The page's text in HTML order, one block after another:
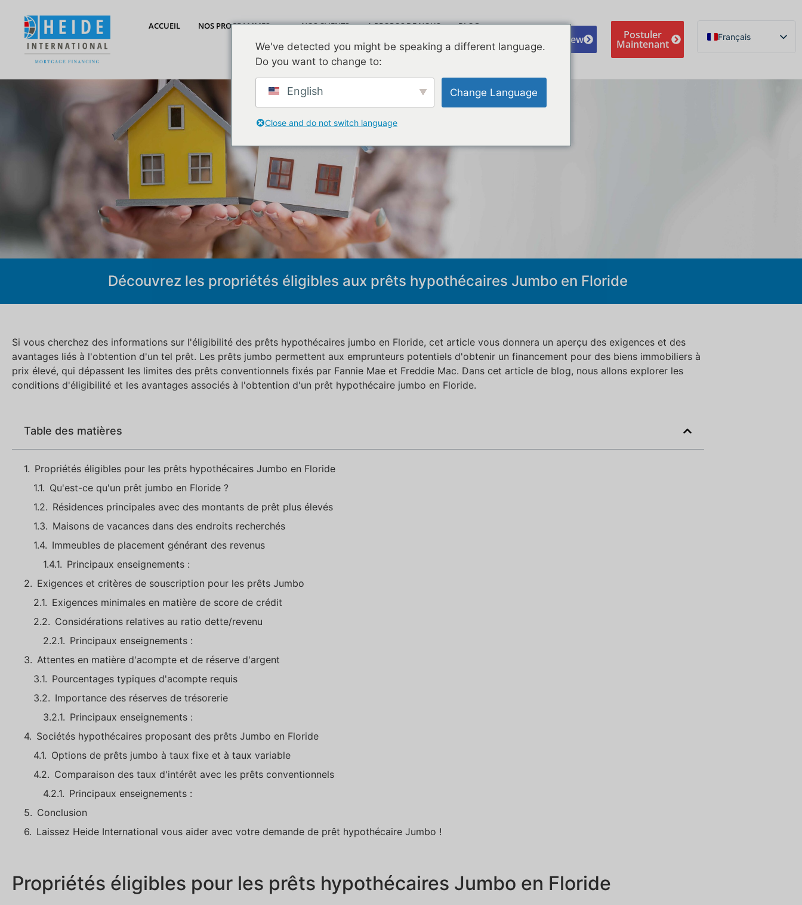
ACCUEIL NOS PROGRAMMES NOS CLIENTS A PROPOS DE NOUS BLOG
VIDÉOS NOUS CONTACTER
Leave A Review Postuler
Maintenant
Français
Découvrez les propriétés éligibles aux prêts hypothécaires Jumbo en Floride
Si vous cherchez des informations sur l'éligibilité des prêts hypothécaires jumbo en Floride, cet article vous donnera un aperçu des exigences et des
avantages liés à l'obtention d'un tel prêt. Les prêts jumbo permettent aux emprunteurs potentiels d'obtenir un financement pour des biens immobiliers à
prix élevé, qui dépassent les limites des prêts conventionnels fixés par Fannie Mae et Freddie Mac. Dans cet article de blog, nous allons explorer les
conditions d'éligibilité et les avantages associés à l'obtention d'un prêt hypothécaire jumbo en Floride.
Table des matières
Propriétés éligibles pour les prêts hypothécaires Jumbo en Floride
Qu'est-ce qu'un prêt jumbo en Floride ?
Résidences principales avec des montants de prêt plus élevés
Maisons de vacances dans des endroits recherchés
Immeubles de placement générant des revenus
Principaux enseignements :
Exigences et critères de souscription pour les prêts Jumbo
Exigences minimales en matière de score de crédit
Considérations relatives au ratio dette/revenu
Principaux enseignements :
Attentes en matière d'acompte et de réserve d'argent
Pourcentages typiques d'acompte requis
Importance des réserves de trésorerie
Principaux enseignements :
Sociétés hypothécaires proposant des prêts Jumbo en Floride
Options de prêts jumbo à taux fixe et à taux variable
Comparaison des taux d'intérêt avec les prêts conventionnels
Principaux enseignements :
Conclusion
Laissez Heide International vous aider avec votre demande de prêt hypothécaire Jumbo !
Propriétés éligibles pour les prêts hypothécaires Jumbo en Floride
We've detected you might be speaking a different language.
Do you want to change to:
English Change Language
Close and do not switch language